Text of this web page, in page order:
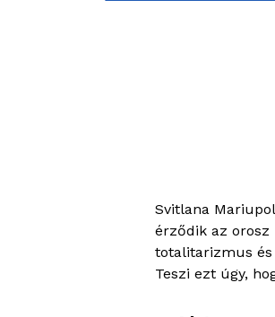
Svitlana
érződik az orosz
totalitarizmus és
Teszi ezt úgy,